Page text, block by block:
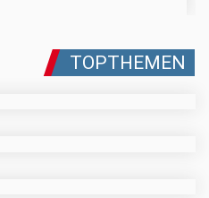
TOPTHEMEN